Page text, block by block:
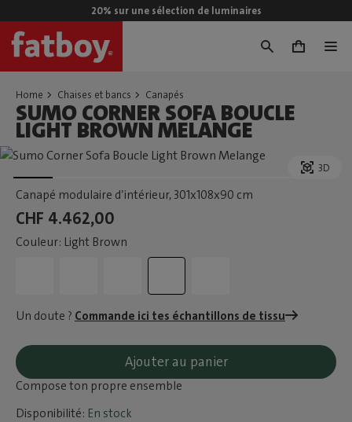
20% sur une sélection de luminaires
0
Home Chaises et bancs Canapés
SUMO CORNER SOFA BOUCLE
LIGHT BROWN MELANGE
3D
Canapé modulaire d’intérieur, 301x108x90 cm
CHF 4.462,00
Couleur: Light Brown
Un doute ? Commande ici tes échantillons de tissu
Ajouter au panier
Compose ton propre ensemble
Disponibilité: En stock